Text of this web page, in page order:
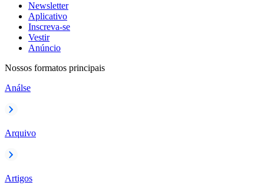
Newsletter
Aplicativo
Inscreva-se
Vestir
Anúncio
Nossos formatos principais
Análse
Arquivo
Artigos